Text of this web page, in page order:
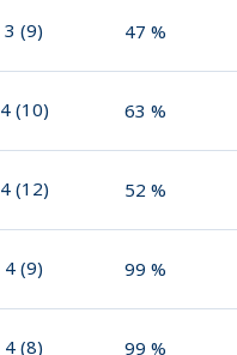
3 (9) 47 %
4 (10) 63 %
4 (12) 52 %
4 (9) 99 %
4 (8) 99 %